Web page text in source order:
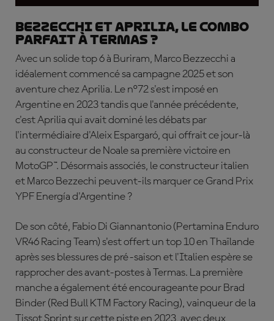
Bezzecchi et Aprilia, le combo
parfait à Termas ?
Avec un solide top 6 à Buriram, Marco Bezzecchi a
idéalement commencé sa campagne 2025 et son
aventure chez Aprilia. Le n°72 s'est imposé en
Argentine en 2023 tandis que l'année précédente,
c'est Aprilia qui avait dominé les débats par
l'intermédiaire d'Aleix Espargaró, qui offrait ce jour-là
au constructeur de Noale sa première victoire en
MotoGP™. Désormais associés, le constructeur italien
et Marco Bezzechi peuvent-ils marquer ce Grand Prix
YPF Energía d'Argentine ?
De son côté, Fabio Di Giannantonio (Pertamina Enduro
VR46 Racing Team) s'est offert un top 10 en Thaïlande
après ses blessures de pré-saison et l'Italien espère se
rapprocher des avant-postes à Termas. La première
manche a également été encourageante pour Brad
Binder (Red Bull KTM Factory Racing), vainqueur de la
Tissot Sprint sur cette piste en 2023, avec deux